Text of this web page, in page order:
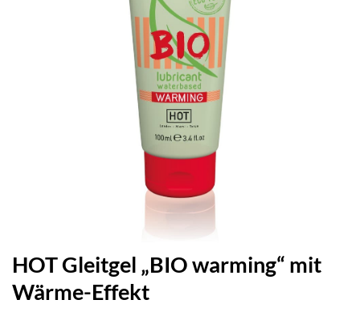
HOT Gleitgel „BIO warming“ mit
Wärme-Effekt